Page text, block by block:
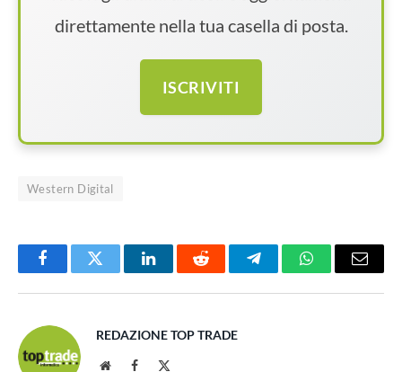
direttamente nella tua casella di posta.
ISCRIVITI
Western Digital
FacebookTwitter LinkedInReddit TelegramWhatsAppEmail
REDAZIONE TOP TRADE
WebsiteFacebook